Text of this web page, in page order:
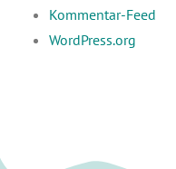
Kommentar-Feed
WordPress.org